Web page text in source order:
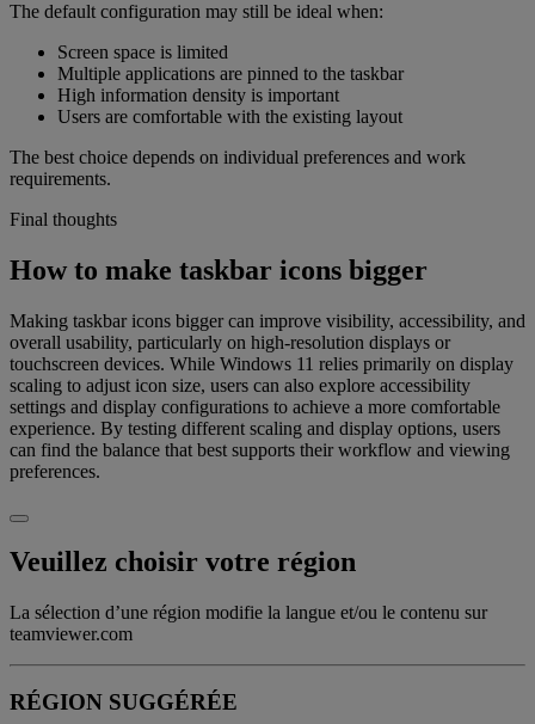
The default configuration may still be ideal when:
Screen space is limited
Multiple applications are pinned to the taskbar
High information density is important
Users are comfortable with the existing layout
The best choice depends on individual preferences and work
requirements.
Final thoughts
How to make taskbar icons bigger
Making taskbar icons bigger can improve visibility, accessibility, and
overall usability, particularly on high-resolution displays or
touchscreen devices. While Windows 11 relies primarily on display
scaling to adjust icon size, users can also explore accessibility
settings and display configurations to achieve a more comfortable
experience. By testing different scaling and display options, users
can find the balance that best supports their workflow and viewing
preferences.
Veuillez choisir votre région
La sélection d’une région modifie la langue et/ou le contenu sur
teamviewer.com
RÉGION SUGGÉRÉE